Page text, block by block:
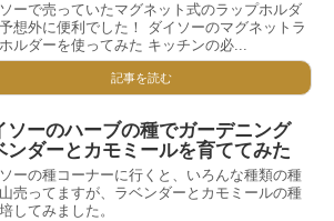
ーで売っていたマグネット式のラップホルダ
想外に便利でした！ ダイソーのマグネットラ
ルダーを使ってみた キッチンの必...
記事を読む
ソーのハーブの種でガーデニング
ンダーとカモミールを育ててみた
ーの種コーナーに行くと、いろんな種類の種
売ってますが、ラベンダーとカモミールの種
してみました。